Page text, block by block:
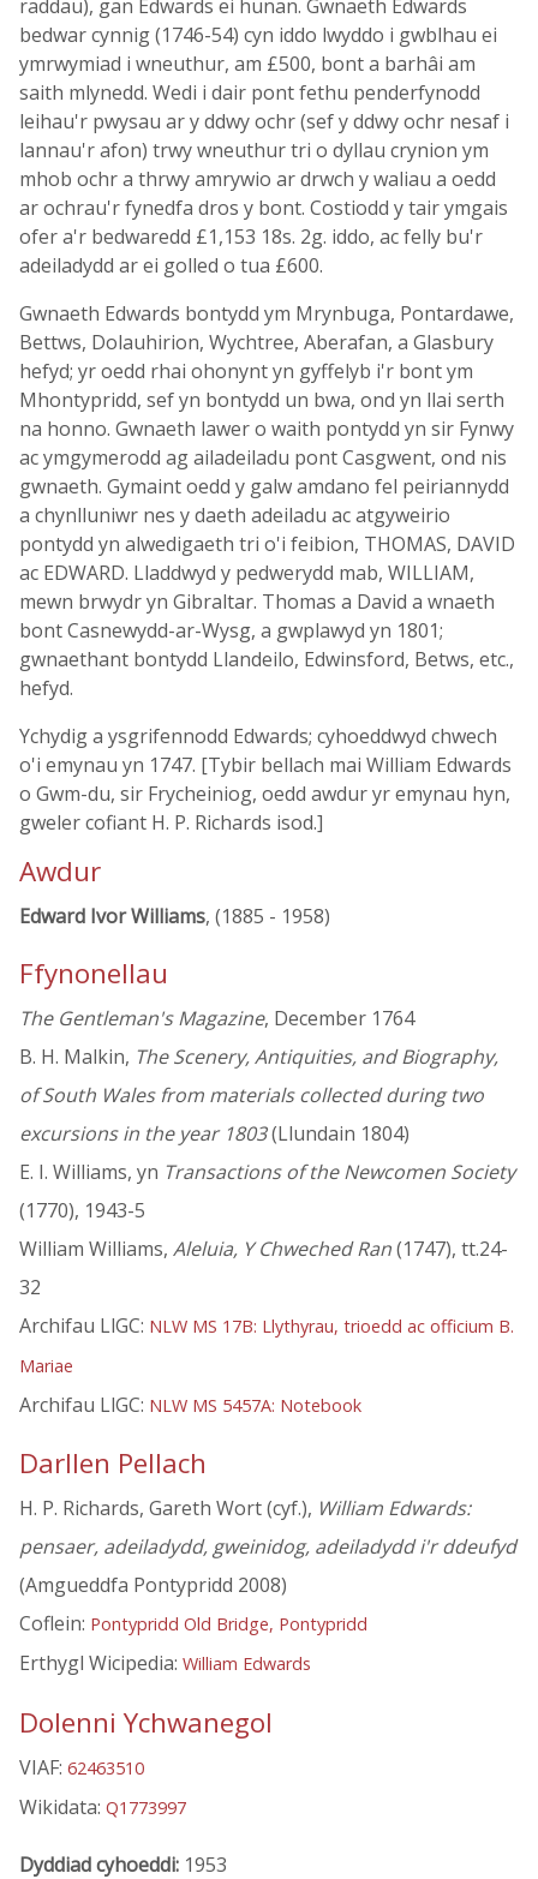
raddau), gan Edwards ei hunan. Gwnaeth Edwards
bedwar cynnig (1746-54) cyn iddo lwyddo i gwblhau ei
ymrwymiad i wneuthur, am £500, bont a barhâi am
saith mlynedd. Wedi i dair pont fethu penderfynodd
leihau'r pwysau ar y ddwy ochr (sef y ddwy ochr nesaf i
lannau'r afon) trwy wneuthur tri o dyllau crynion ym
mhob ochr a thrwy amrywio ar drwch y waliau a oedd
ar ochrau'r fynedfa dros y bont. Costiodd y tair ymgais
ofer a'r bedwaredd £1,153 18s. 2g. iddo, ac felly bu'r
adeiladydd ar ei golled o tua £600.
Gwnaeth Edwards bontydd ym Mrynbuga, Pontardawe,
Bettws, Dolauhirion, Wychtree, Aberafan, a Glasbury
hefyd; yr oedd rhai ohonynt yn gyffelyb i'r bont ym
Mhontypridd, sef yn bontydd un bwa, ond yn llai serth
na honno. Gwnaeth lawer o waith pontydd yn sir Fynwy
ac ymgymerodd ag ailadeiladu pont Casgwent, ond nis
gwnaeth. Gymaint oedd y galw amdano fel peiriannydd
a chynlluniwr nes y daeth adeiladu ac atgyweirio
pontydd yn alwedigaeth tri o'i feibion, THOMAS, DAVID
ac EDWARD. Lladdwyd y pedwerydd mab, WILLIAM,
mewn brwydr yn Gibraltar. Thomas a David a wnaeth
bont Casnewydd-ar-Wysg, a gwplawyd yn 1801;
gwnaethant bontydd Llandeilo, Edwinsford, Betws, etc.,
hefyd.
Ychydig a ysgrifennodd Edwards; cyhoeddwyd chwech
o'i emynau yn 1747. [Tybir bellach mai William Edwards
o Gwm-du, sir Frycheiniog, oedd awdur yr emynau hyn,
gweler cofiant H. P. Richards isod.]
Awdur
Edward Ivor Williams, (1885 - 1958)
Ffynonellau
The Gentleman's Magazine, December 1764
B. H. Malkin, The Scenery, Antiquities, and Biography,
of South Wales from materials collected during two
excursions in the year 1803(Llundain 1804)
E. I. Williams, yn Transactions of the Newcomen Society
(1770), 1943-5
William Williams, Aleluia, Y Chweched Ran(1747), tt.24-
32
Archifau LlGC: NLW MS 17B: Llythyrau, trioedd ac officium B.
Mariae
Archifau LlGC: NLW MS 5457A: Notebook
Darllen Pellach
H. P. Richards, Gareth Wort (cyf.), William Edwards:
pensaer, adeiladydd, gweinidog, adeiladydd i'r ddeufyd
(Amgueddfa Pontypridd 2008)
Coflein: Pontypridd Old Bridge, Pontypridd
Erthygl Wicipedia: William Edwards
Dolenni Ychwanegol
VIAF: 62463510
Wikidata: Q1773997
Dyddiad cyhoeddi: 1953